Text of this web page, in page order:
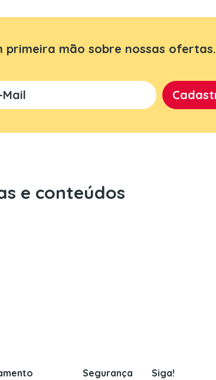
primeira mão sobre nossas ofertas.
e conteúdos
Segurança Siga!